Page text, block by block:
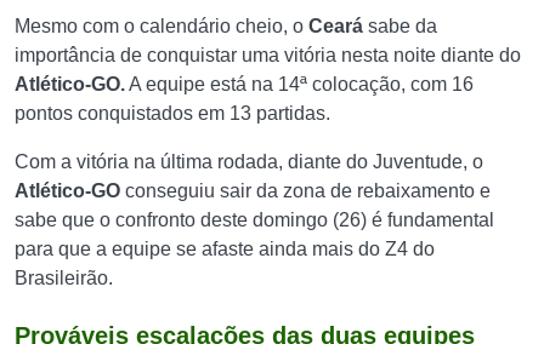
Mesmo com o calendário cheio, o Ceará sabe da
importância de conquistar uma vitória nesta noite diante do
Atlético-GO.A equipe está na 14ª colocação, com 16
pontos conquistados em 13 partidas.
Com a vitória na última rodada, diante do Juventude, o
Atlético-GO conseguiu sair da zona de rebaixamento e
sabe que o confronto deste domingo (26) é fundamental
para que a equipe se afaste ainda mais do Z4 do
Brasileirão.
Prováveis escalações das duas equipes